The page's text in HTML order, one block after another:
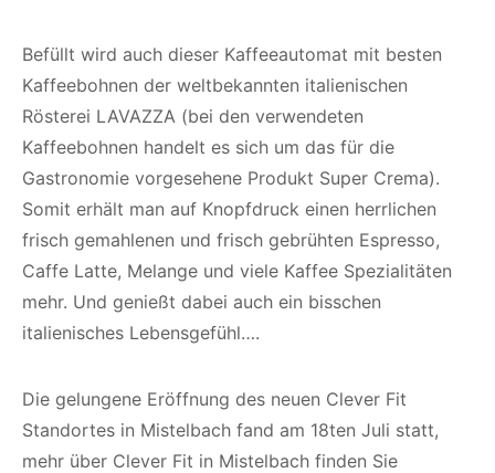
Befüllt wird auch dieser Kaffeeautomat mit besten
Kaffeebohnen der weltbekannten italienischen
Rösterei LAVAZZA (bei den verwendeten
Kaffeebohnen handelt es sich um das für die
Gastronomie vorgesehene Produkt Super Crema).
Somit erhält man auf Knopfdruck einen herrlichen
frisch gemahlenen und frisch gebrühten Espresso,
Caffe Latte, Melange und viele Kaffee Spezialitäten
mehr. Und genießt dabei auch ein bisschen
italienisches Lebensgefühl….
Die gelungene Eröffnung des neuen Clever Fit
Standortes in Mistelbach fand am 18ten Juli statt,
mehr über Clever Fit in Mistelbach finden Sie